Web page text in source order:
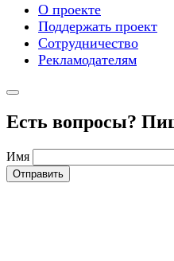
О проекте
Поддержать проект
Сотрудничество
Рекламодателям
Есть вопросы?
Имя